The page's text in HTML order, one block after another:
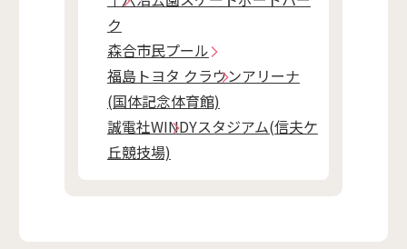
ク
森合市民プール
福島トヨタ クラウンアリーナ
(国体記念体育館)
誠電社WINDYスタジアム(信夫ケ
丘競技場)